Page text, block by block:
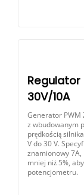
Regulator
30V/10A
Generator PWM
z wbudowanym
prędkością
V do 30 V.
znamionowy 7A,
mniej niż 5%,
potencjometru.